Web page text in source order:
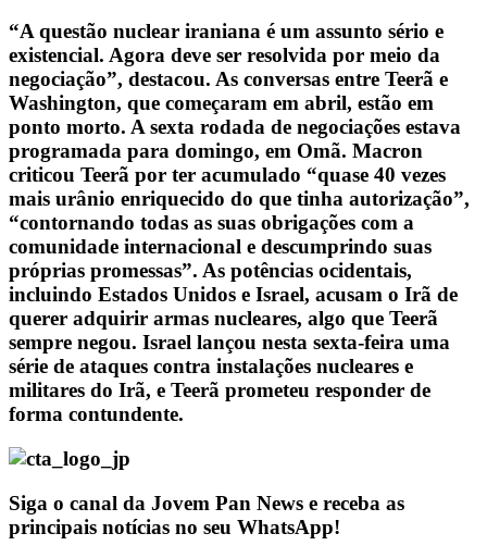
“A questão nuclear iraniana é um assunto sério e
existencial. Agora deve ser resolvida por meio da
negociação”, destacou. As conversas entre Teerã e
Washington, que começaram em abril, estão em
ponto morto. A sexta rodada de negociações estava
programada para domingo, em Omã. Macron
criticou Teerã por ter acumulado “quase 40 vezes
mais urânio enriquecido do que tinha autorização”,
“contornando todas as suas obrigações com a
comunidade internacional e descumprindo suas
próprias promessas”. As potências ocidentais,
incluindo Estados Unidos e Israel, acusam o Irã de
querer adquirir armas nucleares, algo que Teerã
sempre negou. Israel lançou nesta sexta-feira uma
série de ataques contra instalações nucleares e
militares do Irã, e Teerã prometeu responder de
forma contundente.
Siga o canal da Jovem Pan News e receba as
principais notícias no seu WhatsApp!